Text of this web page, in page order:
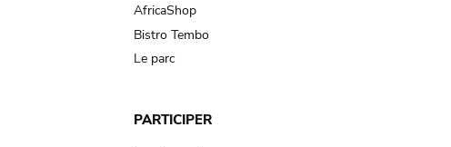
AfricaShop
Bistro Tembo
Le parc
PARTICIPER